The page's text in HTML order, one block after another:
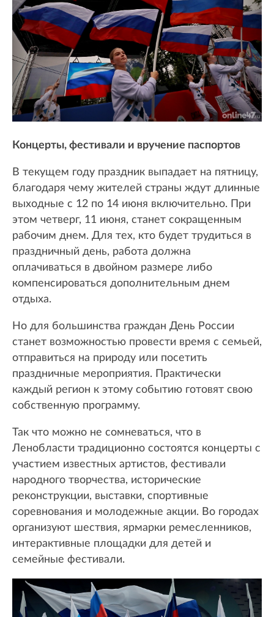
Концерты, фестивали и вручение паспортов
В текущем году праздник выпадает на пятницу,
благодаря чему жителей страны ждут длинные
выходные с 12 по 14 июня включительно. При
этом четверг, 11 июня, станет сокращенным
рабочим днем. Для тех, кто будет трудиться в
праздничный день, работа должна
оплачиваться в двойном размере либо
компенсироваться дополнительным днем
отдыха.
Но для большинства граждан День России
станет возможностью провести время с семьей,
отправиться на природу или посетить
праздничные мероприятия. Практически
каждый регион к этому событию готовят свою
собственную программу.
Так что можно не сомневаться, что в
Ленобласти традиционно состоятся концерты с
участием известных артистов, фестивали
народного творчества, исторические
реконструкции, выставки, спортивные
соревнования и молодежные акции. Во городах
организуют шествия, ярмарки ремесленников,
интерактивные площадки для детей и
семейные фестивали.